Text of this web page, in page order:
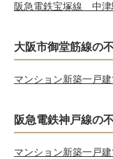
阪急電鉄宝塚線 中津
大阪市御堂筋線の
マンション新築一戸建
阪急電鉄神戸線の
マンション新築一戸建